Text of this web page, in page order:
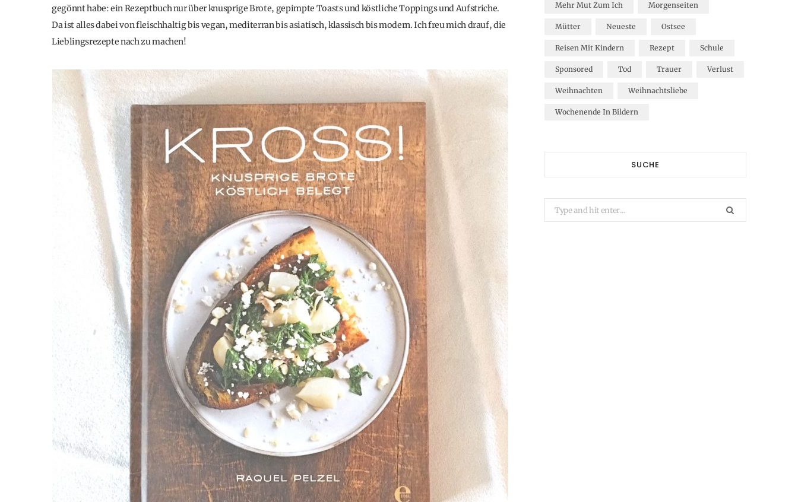
gegönnt habe: ein Rezeptbuch nur über knusprige Brote, gepimpte Toasts und köstliche Toppings und Aufstriche.
Da ist alles dabei von fleischhaltig bis vegan, mediterran bis asiatisch, klassisch bis modern. Ich freu mich drauf, die
Lieblingsrezepte nach zu machen!
Mehr Mut Zum Ich Morgenseiten
Mütter Neueste Ostsee
Reisen Mit Kindern Rezept Schule
Sponsored Tod Trauer Verlust
Weihnachten Weihnachtsliebe
Wochenende In Bildern
SUCHE
Search
for: